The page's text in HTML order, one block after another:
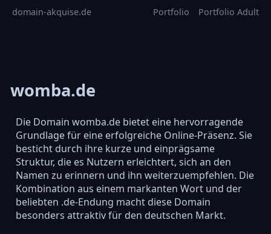
domain-akquise.de Portfolio Portfolio Adult
womba.de
Die Domain womba.de bietet eine hervorragende
Grundlage für eine erfolgreiche Online-Präsenz. Sie
besticht durch ihre kurze und einprägsame
Struktur, die es Nutzern erleichtert, sich an den
Namen zu erinnern und ihn weiterzuempfehlen. Die
Kombination aus einem markanten Wort und der
beliebten .de-Endung macht diese Domain
besonders attraktiv für den deutschen Markt.